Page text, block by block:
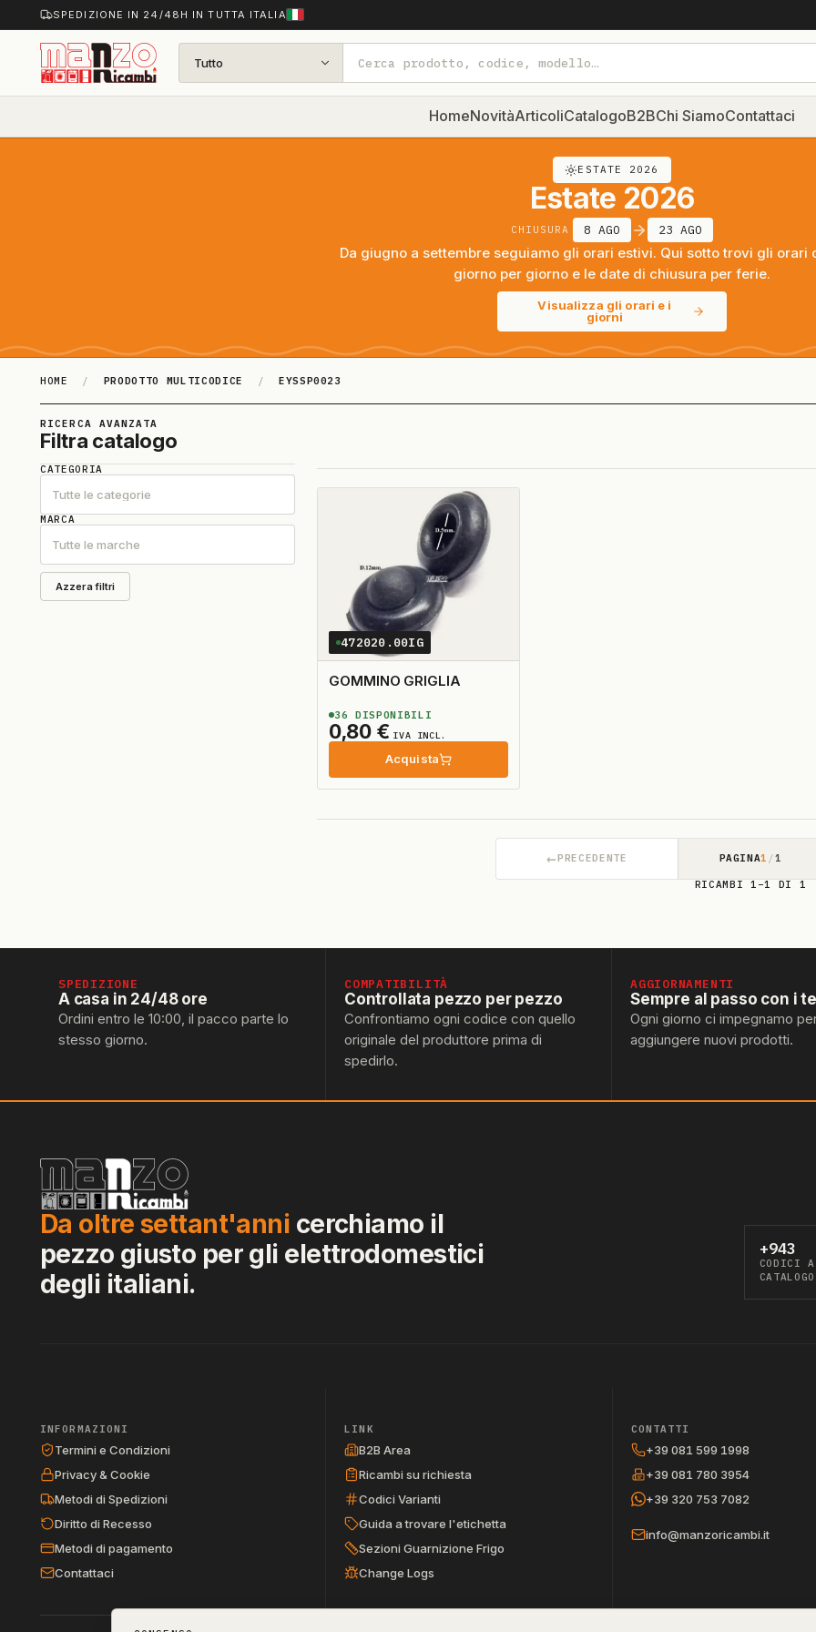
SPEDIZIONE IN 24/48H IN TUTTA ITALIA
Tutto
HomeNovitàArticoliCatalogoB2BChi SiamoContattaci
ESTATE 2026
Estate 2026
CHIUSURA 8 AGO 23 AGO
Da giugno a settembre seguiamo gli orari estivi. Qui sotto trovi gli orari
giorno per giorno e le date di chiusura per ferie.
Visualizza gli orari e i
giorni
HOME / PRODOTTO MULTICODICE / EYSSP0023
EYSSP0023
RICERCA AVANZATA
Filtra catalogo
CATEGORIA
Tutte le categorie
MARCA
Tutte le marche
Azzera filtri
472020.00IG
GOMMINO GRIGLIA
0,80 € IVA INCL.
Acquista
36 DISPONIBILI
←PRECEDENTE PAGINA1 /1
RICAMBI 1–1 DI 1
SPEDIZIONE
A casa in 24/48 ore
Ordini entro le 10:00, il pacco parte lo
stesso giorno.
COMPATIBILITÀ
Controllata pezzo per pezzo
Confrontiamo ogni codice con quello
originale del produttore prima di
spedirlo.
AGGIORNAMENTI
Sempre al passo con i
Ogni giorno ci impegnamo
aggiungere nuovi prodotti.
Da oltre settant'anni cerchiamo il
pezzo giusto per gli elettrodomestici
degli italiani.
+943
CODICI A
CATALOGO
INFORMAZIONI
Termini e Condizioni
Privacy & Cookie
Metodi di Spedizioni
Diritto di Recesso
Metodi di pagamento
Contattaci
LINK
B2B Area
Ricambi su richiesta
Codici Varianti
Guida a trovare l'etichetta
Sezioni Guarnizione Frigo
Change Logs
CONTATTI
+39 081 599 1998
+39 081 780 3954
+39 320 753 7082
info@manzoricambi.it